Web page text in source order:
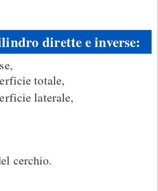
dirette e inverse:
totale,
laterale,
cerchio.